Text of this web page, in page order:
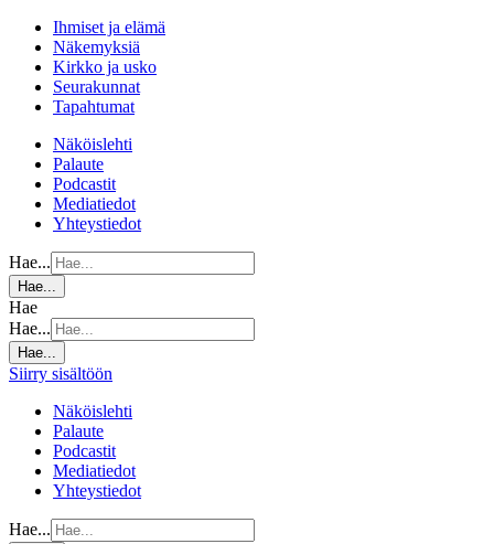
Ihmiset ja elämä
Näkemyksiä
Kirkko ja usko
Seurakunnat
Tapahtumat
Näköislehti
Palaute
Podcastit
Mediatiedot
Yhteystiedot
Hae...
Hae...
Hae
Hae...
Hae...
Siirry sisältöön
Näköislehti
Palaute
Podcastit
Mediatiedot
Yhteystiedot
Hae...